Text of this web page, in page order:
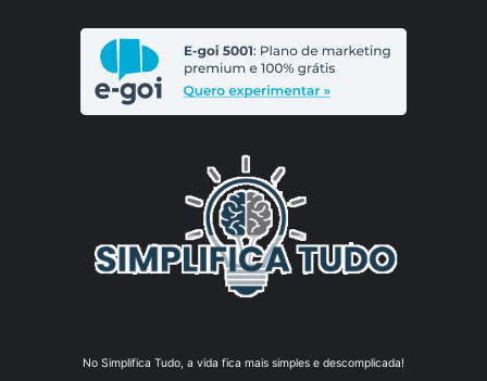
No Simplifica Tudo, a vida fica mais simples e descomplicada!